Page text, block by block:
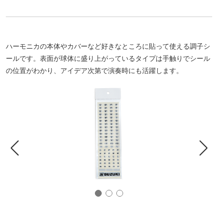
ハーモニカの本体やカバーなど好きなところに貼って使える調子シ
ールです。表面が球体に盛り上がっているタイプは手触りでシール
の位置がわかり、アイデア次第で演奏時にも活躍します。